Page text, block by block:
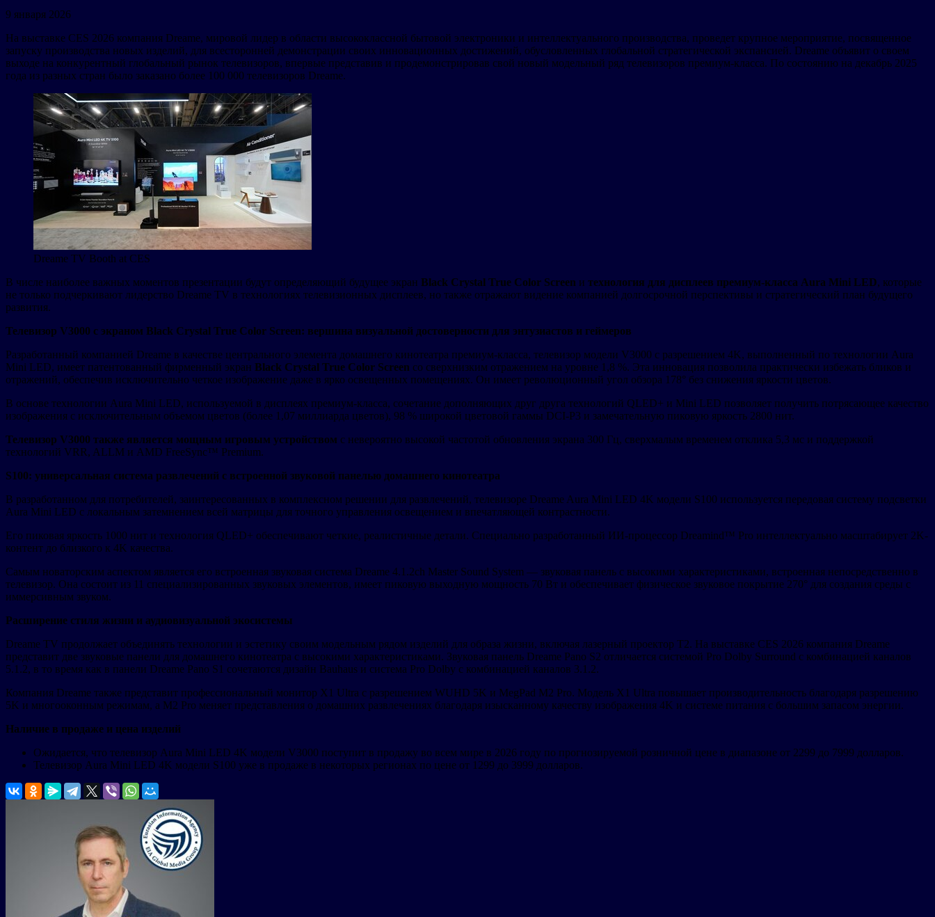
9 января 2026
На выставке CES 2026 компания Dreame, мировой лидер в области высококлассной бытовой электроники и интеллектуального производства, проведет крупное мероприятие, посвященное
запуску производства новых изделий, для всесторонней демонстрации своих инновационных достижений, обусловленных глобальной стратегической экспансией. Dreame объявит о своем
выходе на конкурентный глобальный рынок телевизоров, впервые представив и продемонстрировав свой новый модельный ряд телевизоров премиум-класса. По состоянию на декабрь 2025
года из разных стран было заказано более 100 000 телевизоров Dreame.
Dreame TV Booth at CES
В числе наиболее важных моментов презентации будут определяющий будущее экран Black Crystal True Color Screen и технология для дисплеев премиум-класса Aura Mini LED, которые
не только подчеркивают лидерство Dreame TV в технологиях телевизионных дисплеев, но также отражают видение компанией долгосрочной перспективы и стратегический план будущего
развития.
Телевизор V3000 с экраном Black Crystal True Color Screen: вершина визуальной достоверности для энтузиастов и геймеров
Разработанный компанией Dreame в качестве центрального элемента домашнего кинотеатра премиум-класса, телевизор модели V3000 с разрешением 4K, выполненный по технологии Aura
Mini LED, имеет патентованный фирменный экран Black Crystal True Color Screen со сверхнизким отражением на уровне 1,8 %. Эта инновация позволила практически избежать бликов и
отражений, обеспечив исключительно четкое изображение даже в ярко освещенных помещениях. Он имеет революционный угол обзора 178° без снижения яркости цветов.
В основе технологии Aura Mini LED, используемой в дисплеях премиум-класса, сочетание дополняющих друг друга технологий QLED+ и Mini LED позволяет получить потрясающее качество
изображения с исключительным объемом цветов (более 1,07 миллиарда цветов), 98 % широкой цветовой гаммы DCI-P3 и замечательную пиковую яркость 2800 нит.
Телевизор V3000 также является мощным игровым устройством с невероятно высокой частотой обновления экрана 300 Гц, сверхмалым временем отклика 5,3 мс и поддержкой
технологий VRR, ALLM и AMD FreeSync™ Premium.
S100: универсальная система развлечений с встроенной звуковой панелью домашнего кинотеатра
В разработанном для потребителей, заинтересованных в комплексном решении для развлечений, телевизоре Dreame Aura Mini LED 4K модели S100 используется передовая систему подсветки
Aura Mini LED с локальным затемнением всей матрицы для точного управления освещением и впечатляющей контрастности.
Его пиковая яркость 1000 нит и технология QLED+ обеспечивают четкие, реалистичные детали. Специально разработанный ИИ-процессор Dreamind™ Pro интеллектуально масштабирует 2K-
контент до близкого к 4K качества.
Самым новаторским аспектом является его встроенная звуковая система Dreame 4.1.2ch Master Sound System — звуковая панель с высокими характеристиками, встроенная непосредственно в
телевизор. Она состоит из 11 специализированных звуковых элементов, имеет пиковую выходную мощность 70 Вт и обеспечивает физическое звуковое покрытие 270° для создания среды с
иммерсивным звуком.
Расширение стиля жизни и аудиовизуальной экосистемы
Dreame TV продолжает объединять технологии и эстетику своим модельным рядом изделий для образа жизни, включая лазерный проектор T2. На выставке CES 2026 компания Dreame
представит две звуковые панели для домашнего кинотеатра с высокими характеристиками. Звуковая панель Dreame Pano S2 отличается системой Pro Dolby Surround с комбинацией каналов
5.1.2, в то время как в панели Dreame Pano S1 сочетаются дизайн Bauhaus и система Pro Dolby с комбинацией каналов 3.1.2.
Компания Dreame также представит профессиональный монитор X1 Ultra с разрешением WUHD 5K и MegPad M2 Pro. Модель X1 Ultra повышает производительность благодаря разрешению
5K и многооконным режимам, а M2 Pro меняет представления о домашних развлечениях благодаря изысканному качеству изображения 4K и системе питания с большим запасом энергии.
Наличие в продаже и цена изделий
Ожидается, что телевизор Aura Mini LED 4K модели V3000 поступит в продажу во всем мире в 2026 году по прогнозируемой розничной цене в диапазоне от 2299 до 7999 долларов.
Телевизор Aura Mini LED 4K модели S100 уже в продаже в некоторых регионах по цене от 1299 до 3999 долларов.